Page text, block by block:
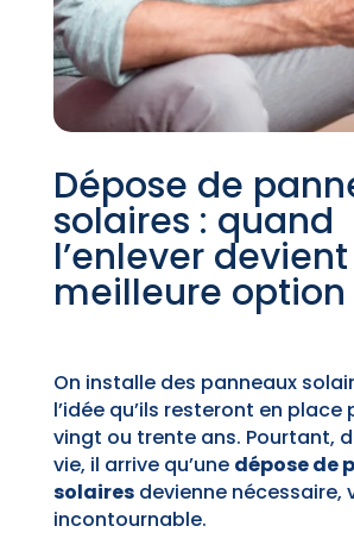
Dépose de
solaires : quand
l’enlever
meilleure option
On installe des panneaux
l’idée qu’ils resteront en place
vingt ou trente ans. Pourtant,
vie, il arrive qu’une dépose de
solairesdevienne nécessaire,
incontournable.